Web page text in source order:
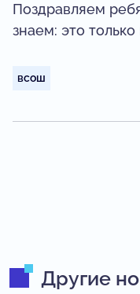
Поздравляем
знаем: это только
всош
Другие